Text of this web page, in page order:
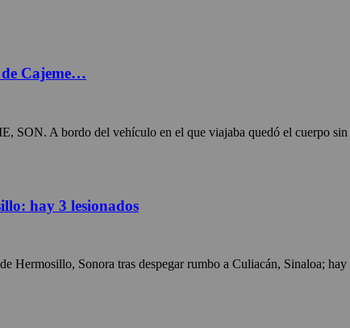
Cajeme…
SON. A bordo del vehículo en el que viajaba quedó el cuerpo sin
hay 3 lesionados
Hermosillo, Sonora tras despegar rumbo a Culiacán, Sinaloa;